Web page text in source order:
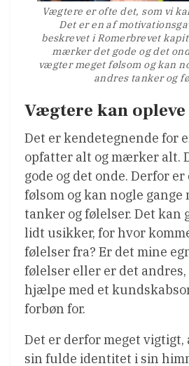
Vægtere er ofte det, som vi
Det er en af
beskrevet i Romerbrevet
mærker det gode og det
vægter meget følsom og kan
andres tanker og
Vægtere kan
Det er kendetegnende for
opfatter alt og mærker alt.
gode og det onde. Derfor
følsom og kan nogle
tanker og følelser. Det kan
lidt usikker, for hvor
følelser fra? Er det mine
følelser eller er det andres,
hjælpe med et
forbøn for.
Det er derfor meget
sin fulde identitet i sin